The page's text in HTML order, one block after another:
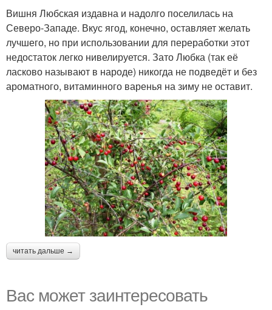
Вишня Любская издавна и надолго поселилась на
Северо-Западе. Вкус ягод, конечно, оставляет желать
лучшего, но при использовании для переработки этот
недостаток легко нивелируется. Зато Любка (так её
ласково называют в народе) никогда не подведёт и без
ароматного, витаминного варенья на зиму не оставит.
читать дальше →
Вас может заинтересовать